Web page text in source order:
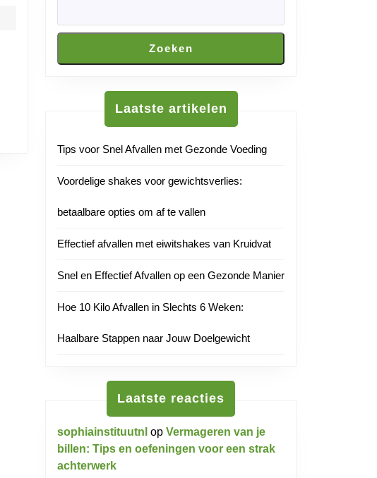
Zoeken
Laatste artikelen
Tips voor Snel Afvallen met Gezonde Voeding
Voordelige shakes voor gewichtsverlies:
betaalbare opties om af te vallen
Effectief afvallen met eiwitshakes van Kruidvat
Snel en Effectief Afvallen op een Gezonde Manier
Hoe 10 Kilo Afvallen in Slechts 6 Weken:
Haalbare Stappen naar Jouw Doelgewicht
Laatste reacties
sophiainstituutnl op Vermageren van je
billen: Tips en oefeningen voor een strak
achterwerk